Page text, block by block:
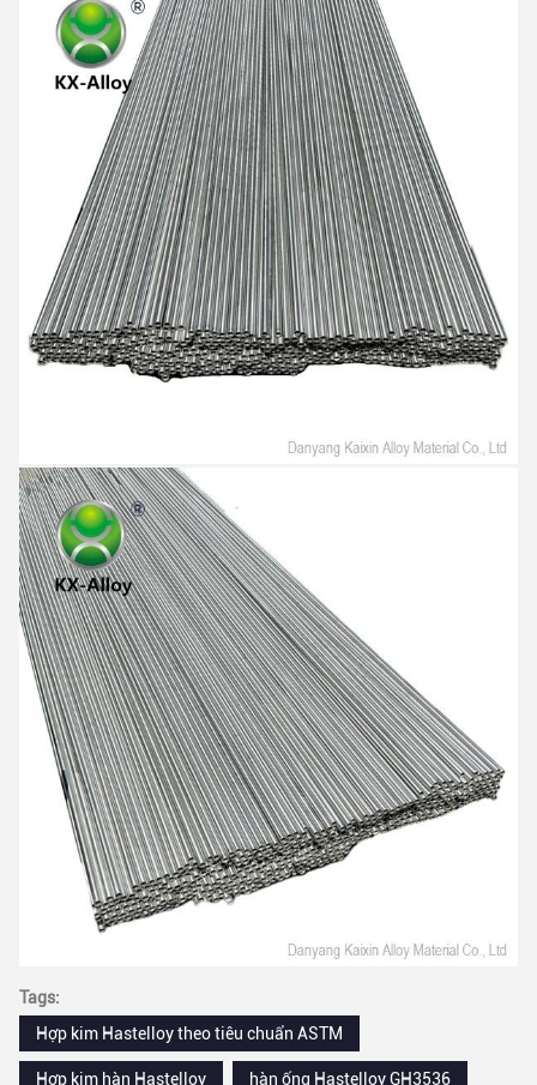
Tags:
Hợp kim Hastelloy theo tiêu chuẩn ASTM
Hợp kim hàn Hastelloy hàn ống Hastelloy GH3536